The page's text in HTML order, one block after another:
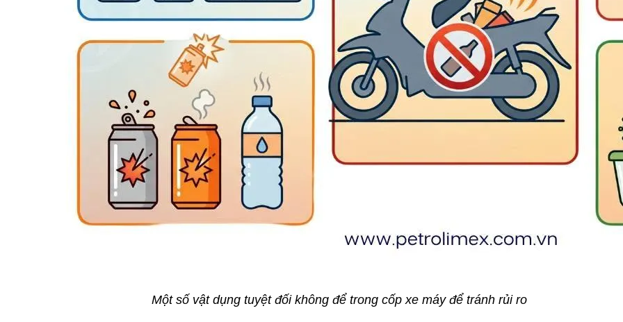
Một số vật dụng tuyệt đối không để trong cốp xe máy để tránh rủi ro